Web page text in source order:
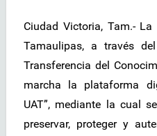
Ciudad Victoria, Tam.-
Tamaulipas, a través
Transferencia del
marcha la plataforma
UAT”, mediante la cual
preservar, proteger y